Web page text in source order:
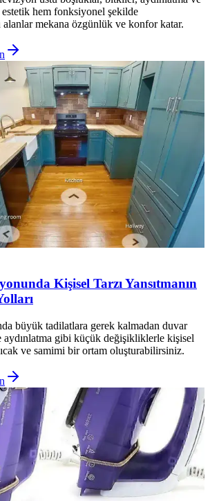
hem fonksiyonel şekilde
mekana özgünlük ve konfor katar.
Kişisel Tarzı Yansıtmanın
büyük tadilatlara gerek kalmadan duvar
aydınlatma gibi küçük değişikliklerle kişisel
ve samimi bir ortam oluşturabilirsiniz.